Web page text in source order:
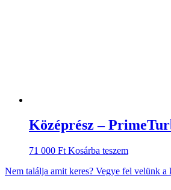
Középrész –
71 000 Ft Kosárba teszem
Nem találja amit keres? Vegye fel velünk a